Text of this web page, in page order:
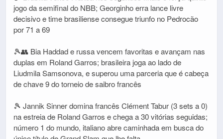
jogo da semifinal do NBB; Georginho erra lance livre
decisivo e time brasiliense consegue triunfo no Pedrocão
por 71 a 69
🎾👥 Bia Haddad e russa vencem favoritas e avançam nas
duplas em Roland Garros; brasileira joga ao lado de
Liudmila Samsonova, e superou uma parceria que é cabeça
de chave 9 do torneio de saibro francês
🎾 Jannik Sinner domina francês Clément Tabur (3 sets a 0)
na estreia de Roland Garros e chega a 30 vitórias seguidas;
número 1 do mundo, italiano abre caminhada em busca do